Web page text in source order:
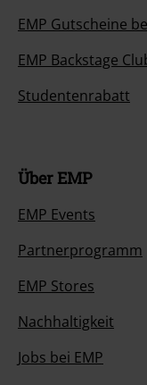
EMP Gutscheine
EMP Backstage
Studentenrabatt
Über EMP
EMP Events
Partnerprogramm
EMP Stores
Nachhaltigkeit
Jobs bei EMP